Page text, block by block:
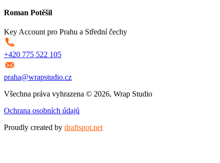
Roman Potěšil
Key Account pro Prahu a Střední čechy
+420 775 522 105
praha@wrapstudio.cz
Všechna práva vyhrazena © 2026, Wrap Studio
Ochrana osobních údajů
Proudly created by draftspot.net